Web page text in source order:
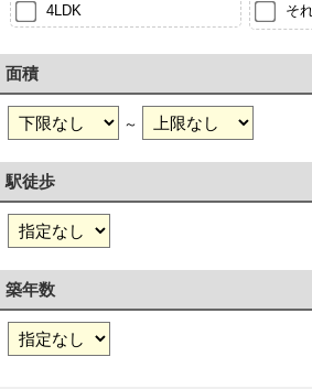
4LDK そ
面積
～
駅徒歩
築年数